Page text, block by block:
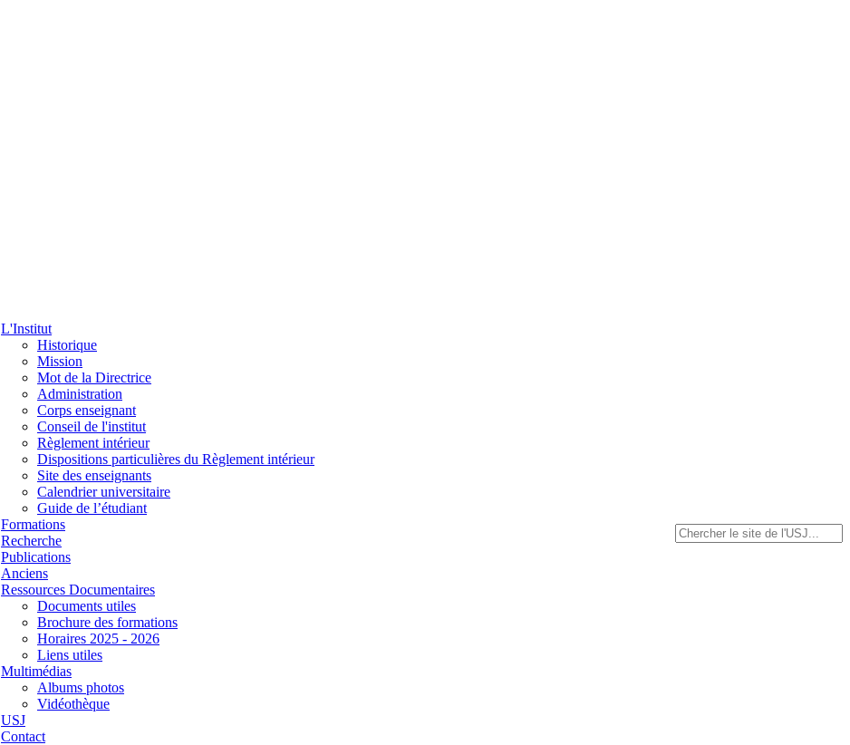
L'Institut
Historique
Mission
Mot de la Directrice
Administration
Corps enseignant
Conseil de l'institut
Règlement intérieur
Dispositions particulières du Règlement intérieur
Site des enseignants
Calendrier universitaire
Guide de l’étudiant
Formations
Recherche
Publications
Anciens
Ressources Documentaires
Documents utiles
Brochure des formations
Horaires 2025 - 2026
Liens utiles
Multimédias
Albums photos
Vidéothèque
USJ
Contact